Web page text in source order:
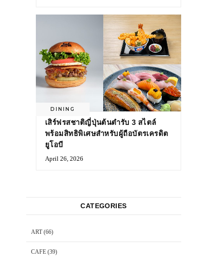
DINING
เสิร์ฟรสชาติญี่ปุ่นต้นตำรับ 3 สไตล์
พร้อมสิทธิพิเศษสำหรับผู้ถือบัตรเครดิต
ยูโอบี
April 26, 2026
CATEGORIES
ART(66)
CAFE (39)